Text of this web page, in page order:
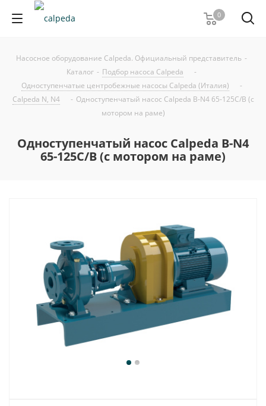
0
Насосное оборудование Calpeda. Официальный представитель -
Каталог - Подбор насоса Calpeda
-
Одноступенчатые центробежные насосы Calpeda (Италия)
-
Calpeda N, N4
- Одноступенчатый насос Calpeda B-N4 65-125C/B (с
мотором на раме)
Одноступенчатый насос Calpeda B-N4
65-125C/B (с мотором на раме)